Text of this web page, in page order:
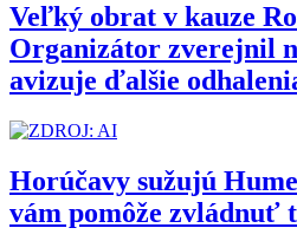
Veľký obrat v kauze
Organizátor zverejnil
avizuje ďalšie
Horúčavy sužujú
vám pomôže zvládnuť